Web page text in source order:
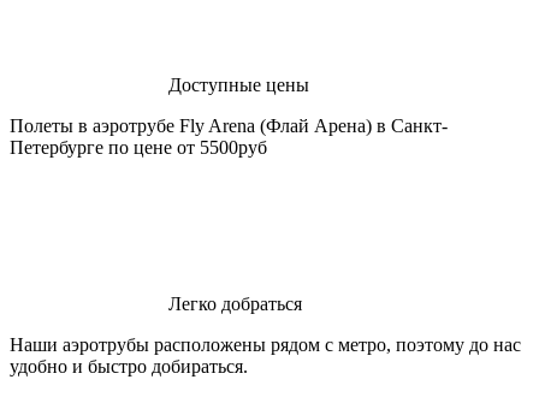
Доступные цены
Полеты в аэротрубе Fly Arena (Флай Арена) в Санкт-
Петербурге по цене от 5500руб
Легко добраться
Наши аэротрубы расположены рядом с метро, поэтому до нас
удобно и быстро добираться.